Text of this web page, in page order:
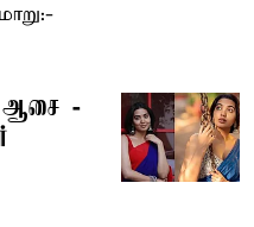
ஆசை -